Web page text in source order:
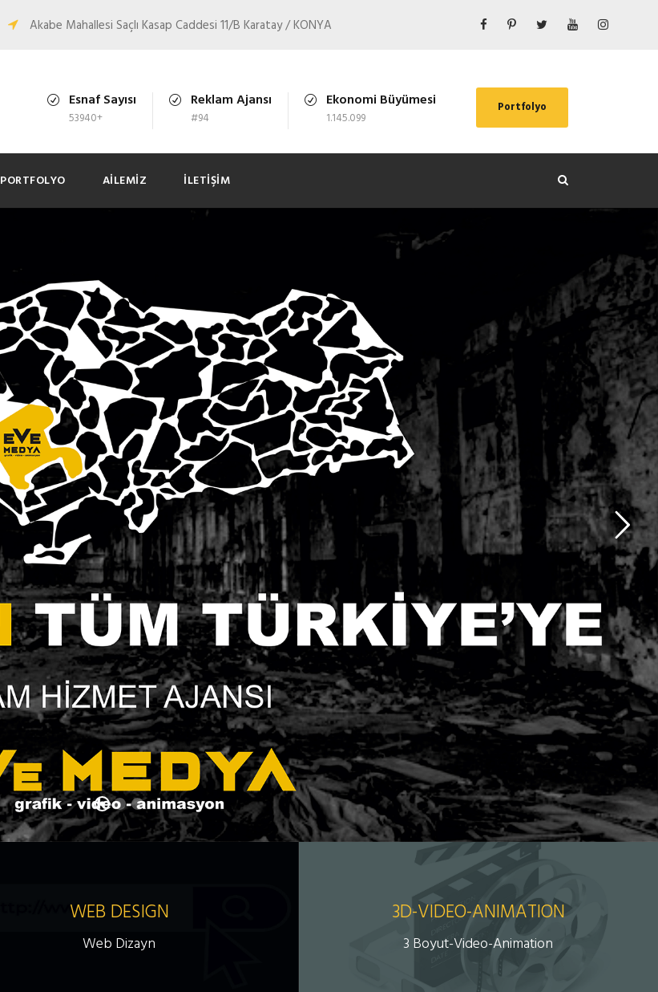
Akabe Mahallesi Saçlı Kasap Caddesi 11/B Karatay / KONYA
Esnaf Sayısı
53940+
Reklam Ajansı
#94
Ekonomi Büyümesi
1.145.099
Portfolyo
PORTFOLYO AILEMIZ İLETIŞIM
WEB DESIGN
Web Dizayn
3D-VIDEO-ANIMATION
3 Boyut-Video-Animation